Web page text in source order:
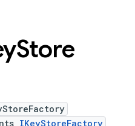
Store
IKeyStoreFactory